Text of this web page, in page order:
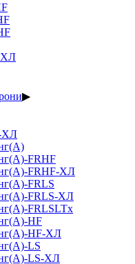
ХЛ
▶
FRHF
FRHF-ХЛ
FRLS
FRLS-ХЛ
FRLSLTx
HF
HF-ХЛ
LS
LS-ХЛ